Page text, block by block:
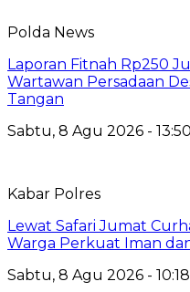
Polda News
Laporan Fitnah Rp250
Wartawan Persadaan
Tangan
Sabtu, 8 Agu 2026 -
Kabar Polres
Lewat Safari Jumat
Warga Perkuat Iman
Sabtu, 8 Agu 2026 -